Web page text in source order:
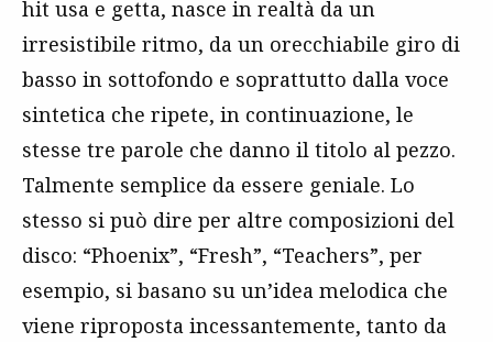
hit usa e getta, nasce in realtà da un
irresistibile ritmo, da un orecchiabile giro di
basso in sottofondo e soprattutto dalla voce
sintetica che ripete, in continuazione, le
stesse tre parole che danno il titolo al pezzo.
Talmente semplice da essere geniale. Lo
stesso si può dire per altre composizioni del
disco: “Phoenix”, “Fresh”, “Teachers”, per
esempio, si basano su un’idea melodica che
viene riproposta incessantemente, tanto da